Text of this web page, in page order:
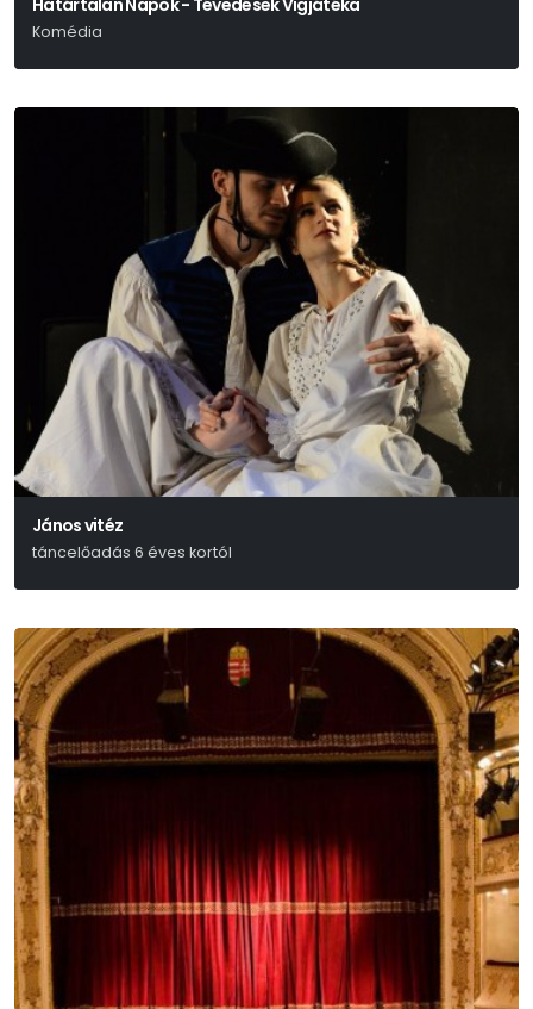
Komédia
János vitéz
táncelőadás 6 éves kortól